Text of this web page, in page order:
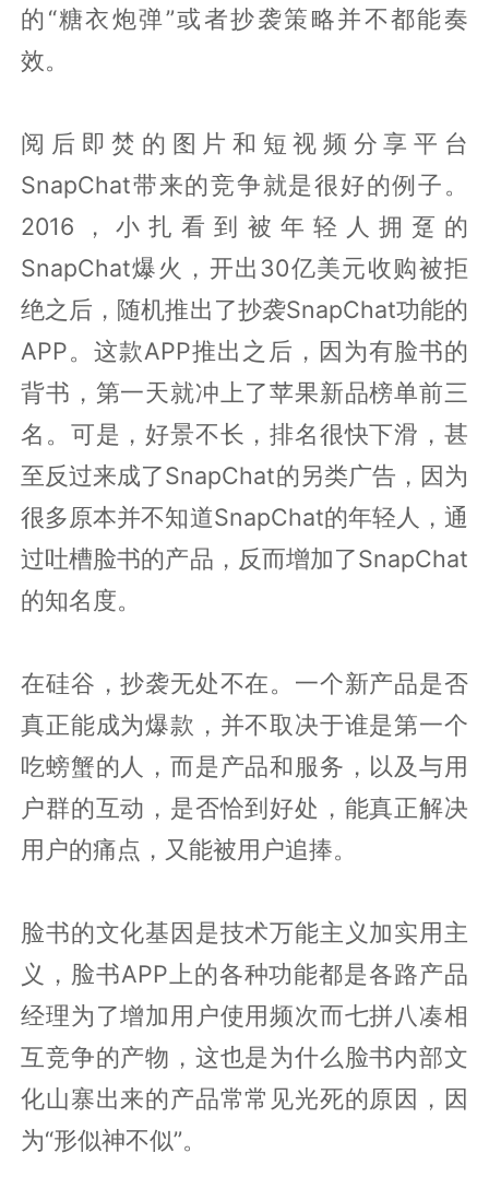
的“糖衣炮弹”或者抄袭策略并不都能奏
效。
阅后即焚的图片和短视频分享平台
SnapChat带来的竞争就是很好的例子。
2016，小扎看到被年轻人拥趸的
SnapChat爆火，开出30亿美元收购被拒
绝之后，随机推出了抄袭SnapChat功能的
APP。这款APP推出之后，因为有脸书的
背书，第一天就冲上了苹果新品榜单前三
名。可是，好景不长，排名很快下滑，甚
至反过来成了SnapChat的另类广告，因为
很多原本并不知道SnapChat的年轻人，通
过吐槽脸书的产品，反而增加了SnapChat
的知名度。
在硅谷，抄袭无处不在。一个新产品是否
真正能成为爆款，并不取决于谁是第一个
吃螃蟹的人，而是产品和服务，以及与用
户群的互动，是否恰到好处，能真正解决
用户的痛点，又能被用户追捧。
脸书的文化基因是技术万能主义加实用主
义，脸书APP上的各种功能都是各路产品
经理为了增加用户使用频次而七拼八凑相
互竞争的产物，这也是为什么脸书内部文
化山寨出来的产品常常见光死的原因，因
为“形似神不似”。